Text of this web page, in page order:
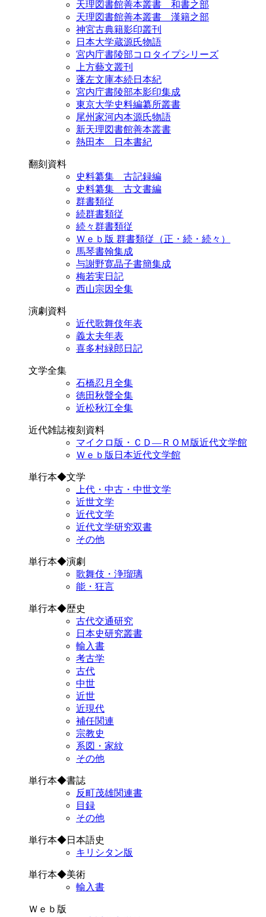
天理図書館善本叢書 和書之部
天理図書館善本叢書 漢籍之部
神宮古典籍影印叢刊
日本大学蔵源氏物語
宮内庁書陵部コロタイプシリーズ
上方藝文叢刊
蓬左文庫本続日本紀
宮内庁書陵部本影印集成
東京大学史料編纂所叢書
尾州家河内本源氏物語
新天理図書館善本叢書
熱田本 日本書紀
翻刻資料
史料纂集 古記録編
史料纂集 古文書編
群書類従
続群書類従
続々群書類従
Ｗｅｂ版 群書類従（正・続・続々）
馬琴書翰集成
与謝野寛晶子書簡集成
梅若実日記
西山宗因全集
演劇資料
近代歌舞伎年表
義太夫年表
喜多村緑郎日記
文学全集
石橋忍月全集
徳田秋聲全集
近松秋江全集
近代雑誌複刻資料
マイクロ版・ＣＤ―ＲＯＭ版近代文学館
Ｗｅｂ版日本近代文学館
単行本◆文学
上代・中古・中世文学
近世文学
近代文学
近代文学研究双書
その他
単行本◆演劇
歌舞伎・浄瑠璃
能・狂言
単行本◆歴史
古代交通研究
日本史研究叢書
輸入書
考古学
古代
中世
近世
近現代
補任関連
宗教史
系図・家紋
その他
単行本◆書誌
反町茂雄関連書
目録
その他
単行本◆日本語史
キリシタン版
単行本◆美術
輸入書
Ｗｅｂ版